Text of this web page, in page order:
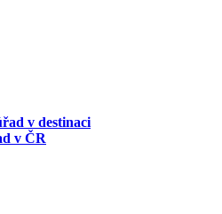
v destinaci
v ČR